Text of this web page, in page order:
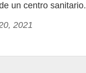
un centro sanitario.
2021